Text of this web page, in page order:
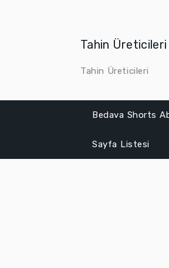
Tahin Üreticileri
Tahin Üreticileri
Bedava Shorts
Sayfa Listesi